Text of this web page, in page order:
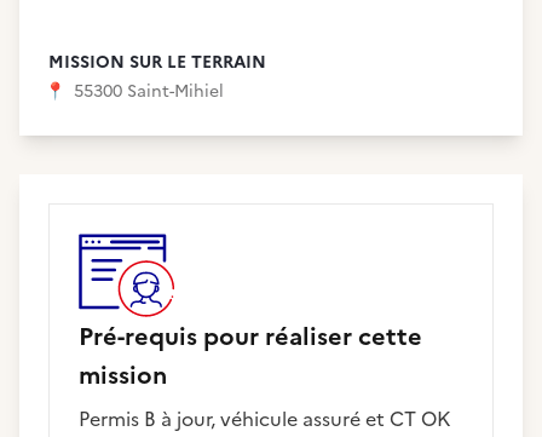
MISSION SUR LE TERRAIN
📍 55300 Saint-Mihiel
Pré-requis pour réaliser cette
mission
Permis B à jour, véhicule assuré et CT OK